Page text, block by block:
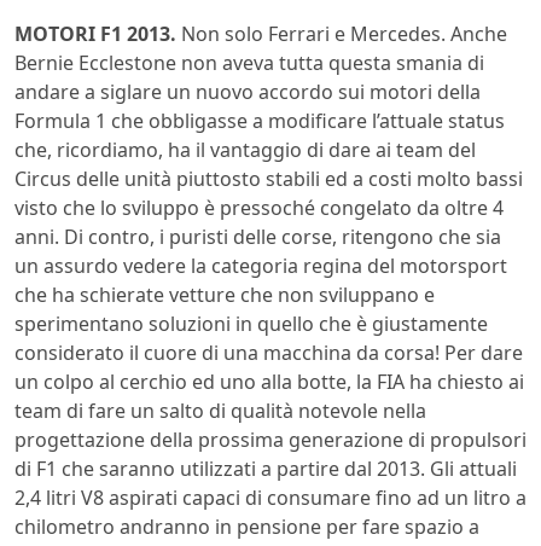
MOTORI F1 2013. Non solo Ferrari e Mercedes. Anche
Bernie Ecclestone non aveva tutta questa smania di
andare a siglare un nuovo accordo sui motori della
Formula 1 che obbligasse a modificare l’attuale status
che, ricordiamo, ha il vantaggio di dare ai team del
Circus delle unità piuttosto stabili ed a costi molto bassi
visto che lo sviluppo è pressoché congelato da oltre 4
anni. Di contro, i puristi delle corse, ritengono che sia
un assurdo vedere la categoria regina del motorsport
che ha schierate vetture che non sviluppano e
sperimentano soluzioni in quello che è giustamente
considerato il cuore di una macchina da corsa! Per dare
un colpo al cerchio ed uno alla botte, la FIA ha chiesto ai
team di fare un salto di qualità notevole nella
progettazione della prossima generazione di propulsori
di F1 che saranno utilizzati a partire dal 2013. Gli attuali
2,4 litri V8 aspirati capaci di consumare fino ad un litro a
chilometro andranno in pensione per fare spazio a